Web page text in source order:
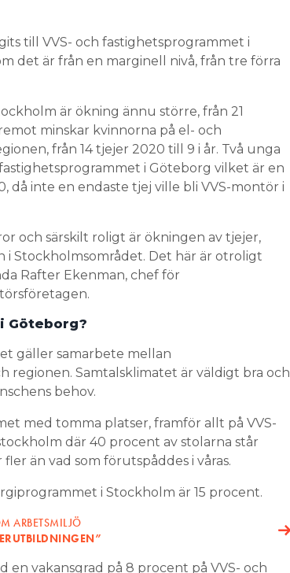
till VVS- och fastighetsprogrammet i
det är från en marginell nivå, från tre förra
är ökning ännu större, från 21
minskar kvinnorna på el- och
från 14 tjejer 2020 till 9 i år. Två unga
i Göteborg vilket är en
då inte en endaste tjej ville bli VVS-montör i
och särskilt roligt är ökningen av tjejer,
i Stockholmsområdet. Det här är otroligt
Rafter Ekenman, chef för
Göteborg?
gäller samarbete mellan
regionen. Samtalsklimatet är väldigt bra och
behov.
med tomma platser, framför allt på VVS-
där 40 procent av stolarna står
än vad som förutspåddes i våras.
i Stockholm är 15 procent.
ARBETSMILJÖ
en vakansgrad på 8 procent på VVS- och